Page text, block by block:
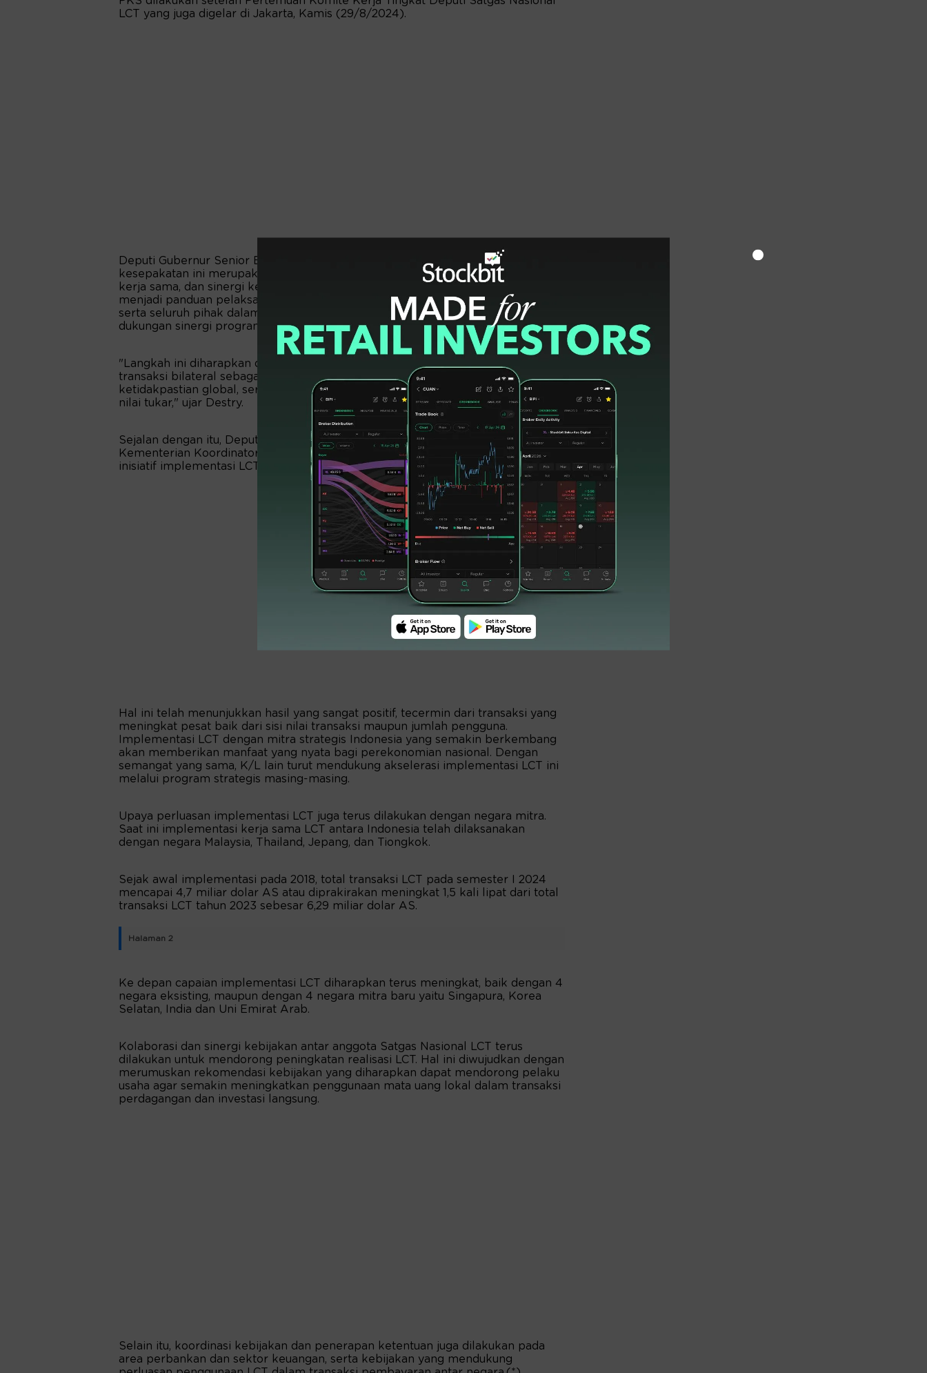
LCT yang juga digelar di Jakarta, Kamis (29/8/2024).
Deputi Gubernur Senior Bank Indonesia, Destry Damayanti, menyampaikan
kesepakatan ini merupakan langkah kongkrit untuk menjalankan komitmen,
kerja sama, dan sinergi kebijakan dalam mengakselerasi implementasi LCT, serta
menjadi panduan pelaksanaan kerja sama dan koordinasi Satgas Nasional LCT
serta seluruh pihak dalam mendorong peningkatan realisasi LCT, dengan
dukungan sinergi program kerja antar anggota Satgas Nasional LCT.
"Langkah ini diharapkan dapat mendukung upaya diversifikasi mata uang dalam
transaksi bilateral sebagai salah satu bentuk mitigasi risiko di tengah tingginya
ketidakpastian global, serta upaya pendalaman pasar keuangan dan stabilisasi
nilai tukar," ujar Destry.
Sejalan dengan itu, Deputi Bidang Koordinasi Ekonomi Makro dan Keuangan,
Kementerian Koordinator Bidang Perekonomian, Ferry Irawan menyambut baik
inisiatif implementasi LCT dalam transaksi ekonomi dan keuangan lintas negara.
Hal ini telah menunjukkan hasil yang sangat positif, tecermin dari transaksi yang
meningkat pesat baik dari sisi nilai transaksi maupun jumlah pengguna.
Implementasi LCT dengan mitra strategis Indonesia yang semakin berkembang
akan memberikan manfaat yang nyata bagi perekonomian nasional. Dengan
semangat yang sama, K/L lain turut mendukung akselerasi implementasi LCT ini
melalui program strategis masing-masing.
Upaya perluasan implementasi LCT juga terus dilakukan dengan negara mitra.
Saat ini implementasi kerja sama LCT antara Indonesia telah dilaksanakan
dengan negara Malaysia, Thailand, Jepang, dan Tiongkok.
Sejak awal implementasi pada 2018, total transaksi LCT pada semester I 2024
mencapai 4,7 miliar dolar AS atau diprakirakan meningkat 1,5 kali lipat dari total
transaksi LCT tahun 2023 sebesar 6,29 miliar dolar AS.
Halaman 2
Ke depan capaian implementasi LCT diharapkan terus meningkat, baik dengan 4
negara eksisting, maupun dengan 4 negara mitra baru yaitu Singapura, Korea
Selatan, India dan Uni Emirat Arab.
Kolaborasi dan sinergi kebijakan antar anggota Satgas Nasional LCT terus
dilakukan untuk mendorong peningkatan realisasi LCT. Hal ini diwujudkan dengan
merumuskan rekomendasi kebijakan yang diharapkan dapat mendorong pelaku
usaha agar semakin meningkatkan penggunaan mata uang lokal dalam transaksi
perdagangan dan investasi langsung.
Selain itu, koordinasi kebijakan dan penerapan ketentuan juga dilakukan pada
area perbankan dan sektor keuangan, serta kebijakan yang mendukung